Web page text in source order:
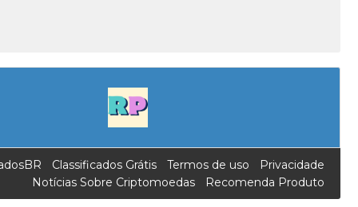
Classificados Grátis Termos de uso
Privacidade
Notícias Sobre Criptomoedas
Recomenda Produto